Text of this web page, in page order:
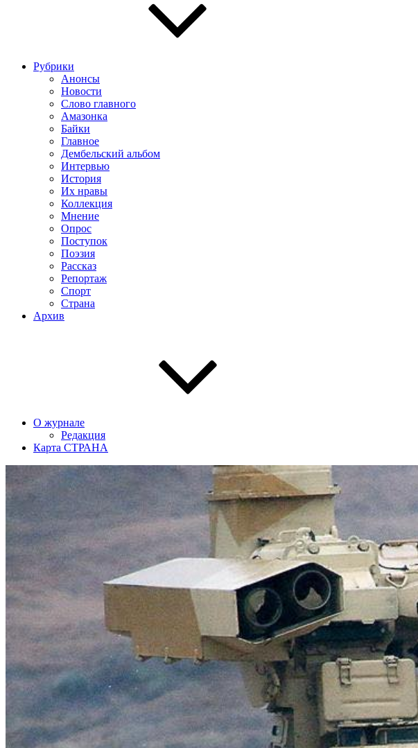
Рубрики
Анонсы
Новости
Слово главного
Амазонка
Байки
Главное
Дембельский альбом
Интервью
История
Их нравы
Коллекция
Мнение
Опрос
Поступок
Поэзия
Рассказ
Репортаж
Спорт
Страна
Архив
О журнале
Редакция
Карта СТРАНА